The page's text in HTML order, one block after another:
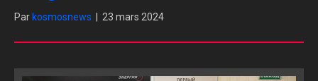
Par kosmosnews 23 mars 2024